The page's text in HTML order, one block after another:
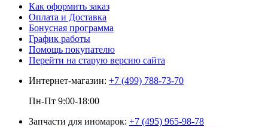
Как оформить заказ
Оплата и Доставка
Бонусная программа
График работы
Помощь покупателю
Перейти на старую версию сайта
Интернет-магазин: +7 (499) 788-73-70
Пн-Пт 9:00-18:00
Запчасти для иномарок: +7 (495) 965-98-78